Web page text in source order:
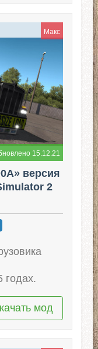
Макс
15.12.21
версия
2
годах.
мод